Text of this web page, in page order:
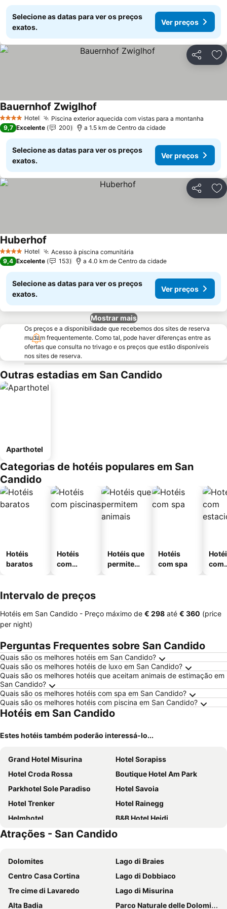
Selecione as datas para ver os preços
exatos.
Ver preços
Partilhar
4 EstrelasHotel Piscina exterior aquecida com vistas para a montanha
Bauernhof Zwiglhof
9,7 Excelente 200 a 1.5 km de Centro da cidade
Selecione as datas para ver os preços
exatos.
Ver preços
Partilhar
4 EstrelasHotel Acesso à piscina comunitária
Huberhof
9,4 Excelente 153 a 4.0 km de Centro da cidade
Selecione as datas para ver os preços
exatos.
Ver preços
Mostrar mais
Os preços e a disponibilidade que recebemos dos sites de reserva
mudam frequentemente. Como tal, pode haver diferenças entre as
ofertas que consulta no trivago e os preços que estão disponíveis
nos sites de reserva.
Outras estadias em San Candido
Aparthotel
Categorias de hotéis populares em San
Candido
Hotéis
baratos
Hotéis
com
Hotéis que
permitem
Hotéis
com spa
com
Intervalo de preços
Hotéis em San Candido - Preço máximo de ‎€ 298 até ‎€ 360 (price
per night)
Perguntas Frequentes sobre San Candido
Quais são os melhores hotéis em San Candido?
Quais são os melhores hotéis de luxo em San Candido?
Quais são os melhores hotéis que aceitam animais de estimação em
San Candido?
Quais são os melhores hotéis com spa em San Candido?
Quais são os melhores hotéis com piscina em San Candido?
Hotéis em San Candido
Estes hotéis também poderão interessá-lo...
Grand Hotel Misurina
Hotel Sorapiss
Hotel Croda Rossa
Boutique Hotel Am Park
Parkhotel Sole Paradiso
Hotel Savoia
Hotel Trenker
Hotel Rainegg
Helmhotel
B&B Hotel Heidi
Pension Panorama
Naturhotel Leitlhof
Turmhotel Gschwendt
Alpin Natur Hotel Brückele
Hotel Christof
Hotel Bad Waldbrunn
Albergo Chalet Lago Antorno
Hotel Lago di Braies
Moar's Hotel
Hotel Almhof
Atrações - San Candido
Dolomites
Lago di Braies
Centro Casa Cortina
Lago di Dobbiaco
Tre cime di Lavaredo
Lago di Misurina
Alta Badia
Parco Naturale delle Dolomiti d'Ampezzo